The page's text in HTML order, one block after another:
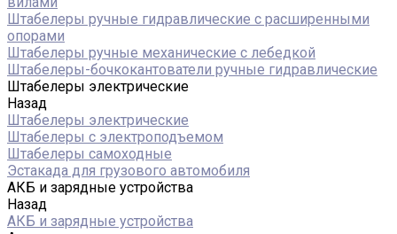
Штабелеры ручные гидравлические с расширенными
опорами
Штабелеры ручные механические с лебедкой
Штабелеры-бочкокантователи ручные гидравлические
Штабелеры электрические
Назад
Штабелеры электрические
Штабелеры с электроподъемом
Штабелеры самоходные
Эстакада для грузового автомобиля
АКБ и зарядные устройства
Назад
АКБ и зарядные устройства